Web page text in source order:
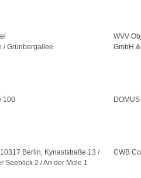
/ Grünbergallee
WVV
GmbH
100
DOMUS
Berlin, Kynaststraße 13 /
Seeblick 2 / An der Mole 1
CWB